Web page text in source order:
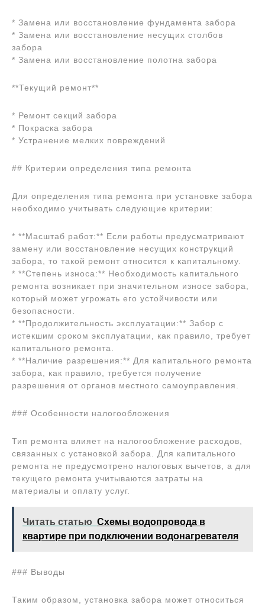
* Замена или восстановление фундамента забора
* Замена или восстановление несущих столбов
забора
* Замена или восстановление полотна забора
**Текущий ремонт**
* Ремонт секций забора
* Покраска забора
* Устранение мелких повреждений
## Критерии определения типа ремонта
Для определения типа ремонта при установке забора
необходимо учитывать следующие критерии:
* **Масштаб работ:** Если работы предусматривают
замену или восстановление несущих конструкций
забора, то такой ремонт относится к капитальному.
* **Степень износа:** Необходимость капитального
ремонта возникает при значительном износе забора,
который может угрожать его устойчивости или
безопасности.
* **Продолжительность эксплуатации:** Забор с
истекшим сроком эксплуатации, как правило, требует
капитального ремонта.
* **Наличие разрешения:** Для капитального ремонта
забора, как правило, требуется получение
разрешения от органов местного самоуправления.
### Особенности налогообложения
Тип ремонта влияет на налогообложение расходов,
связанных с установкой забора. Для капитального
ремонта не предусмотрено налоговых вычетов, а для
текущего ремонта учитываются затраты на
материалы и оплату услуг.
Читать статью Схемы водопровода в
квартире при подключении водонагревателя
### Выводы
Таким образом, установка забора может относиться